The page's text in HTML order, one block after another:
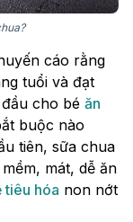
cáo rằng
tuổi và đạt
cho bé ăn
buộc nào
tiên, sữa chua
mát, dễ ăn
tiêu hóa non nớt